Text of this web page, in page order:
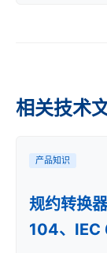
相关技术
产品知识
规约转换
104、IEC